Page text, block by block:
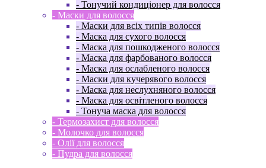
- Тонучий кондиціонер для волосся
- Маски для волосся
- Маски для всіх типів волосся
- Маска для сухого волосся
- Маска для пошкодженого волосся
- Маска для фарбованого волосся
- Маска для ослабленого волосся
- Маски для кучерявого волосся
- Маска для неслухняного волосся
- Маска для освітленого волосся
- Тонуча маска для волосся
- Термозахист для волосся
- Молочко для волосся
- Олії для волосся
- Пудра для волосся